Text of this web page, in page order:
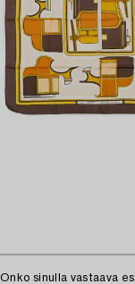
Onko sinulla vastaava